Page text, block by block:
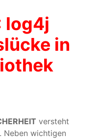
log4j
in
versteht
Neben wichtigen